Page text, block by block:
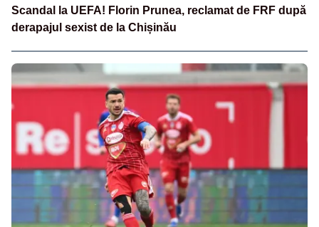
Scandal la UEFA! Florin Prunea, reclamat de FRF după
derapajul sexist de la Chișinău